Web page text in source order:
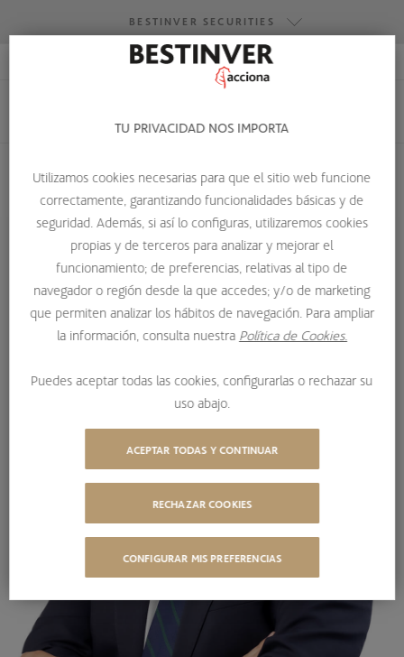
BESTINVER SECURITIES
BESTINVER GESTIÓNACCESO RESEARCH
HOME QUIENES SOMOS EQUIPO ALFONSO LÓPEZ-REY
TU PRIVACIDAD NOS IMPORTA
Utilizamos cookies necesarias para que el sitio web funcione
correctamente, garantizando funcionalidades básicas y de
seguridad. Además, si así lo configuras, utilizaremos cookies
propias y de terceros para analizar y mejorar el
funcionamiento; de preferencias, relativas al tipo de
navegador o región desde la que accedes; y/o de marketing
que permiten analizar los hábitos de navegación. Para ampliar
la información, consulta nuestra Política de Cookies.
Puedes aceptar todas las cookies, configurarlas o rechazar su
uso abajo.
CONFIGURAR MIS PREFERENCIAS
RECHAZAR COOKIES
ACEPTAR TODAS Y CONTINUAR